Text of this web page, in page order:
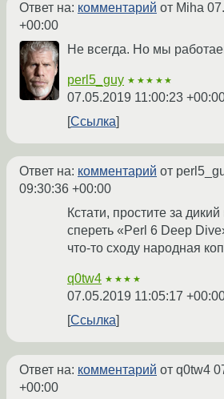
Ответ на: комментарий от Miha
+00:00
Не всегда. Но мы
perl5_guy ★★★★★
07.05.2019 11:00:23
Ссылка
Ответ на: комментарий от
09:30:36 +00:00
Кстати, простите за
спереть «Perl 6 Deep
что-то сходу народная
q0tw4 ★★★★
07.05.2019 11:05:17
Ссылка
Ответ на: комментарий от q0tw4
+00:00